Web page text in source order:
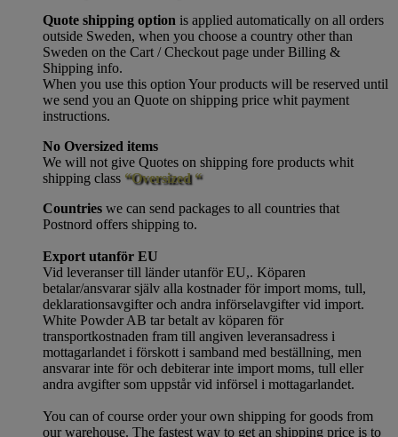
Quote shipping option is applied automatically on all orders
outside Sweden, when you choose a country other than
Sweden on the Cart / Checkout page under Billing &
Shipping info.
When you use this option Your products will be reserved until
we send you an Quote on shipping price whit payment
instructions.
No Oversized items
We will not give Quotes on shipping fore products whit
shipping class “Oversized “
Countries we can send packages to all countries that
Postnord offers shipping to.
Export utanför EU
Vid leveranser till länder utanför EU,. Köparen
betalar/ansvarar själv alla kostnader för import moms, tull,
deklarationsavgifter och andra införselavgifter vid import.
White Powder AB tar betalt av köparen för
transportkostnaden fram till angiven leveransadress i
mottagarlandet i förskott i samband med beställning, men
ansvarar inte för och debiterar inte import moms, tull eller
andra avgifter som uppstår vid införsel i mottagarlandet.
You can of course order your own shipping for goods from
our warehouse. The fastest way to get an shipping price is to